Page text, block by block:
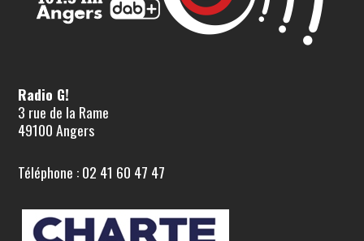
Radio G!
3 rue de la Rame
49100 Angers
Téléphone : 02 41 60 47 47